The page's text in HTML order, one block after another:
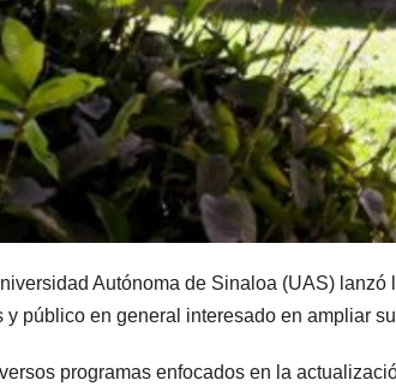
Autónoma de Sinaloa (UAS)
público en general interesado en ampliar
programas enfocados en la